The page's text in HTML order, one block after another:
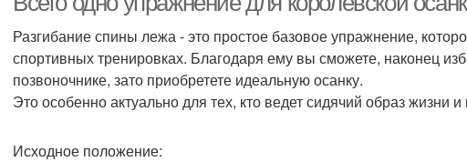
Разгибание спины лежа - это простое базовое упражнение,
спортивных тренировках. Благодаря ему вы сможете, наконец
позвоночнике, зато приобретете идеальную осанку.
Это особенно актуально для тех, кто ведет сидячий образ жизни
Исходное положение: